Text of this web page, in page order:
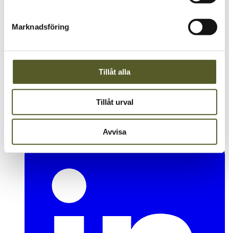
Marknadsföring
Tillåt alla
Tillåt urval
Avvisa
Kontakt
Org.no: 5562276054
335 32 Gnosjö
Sverige
info@ima.se